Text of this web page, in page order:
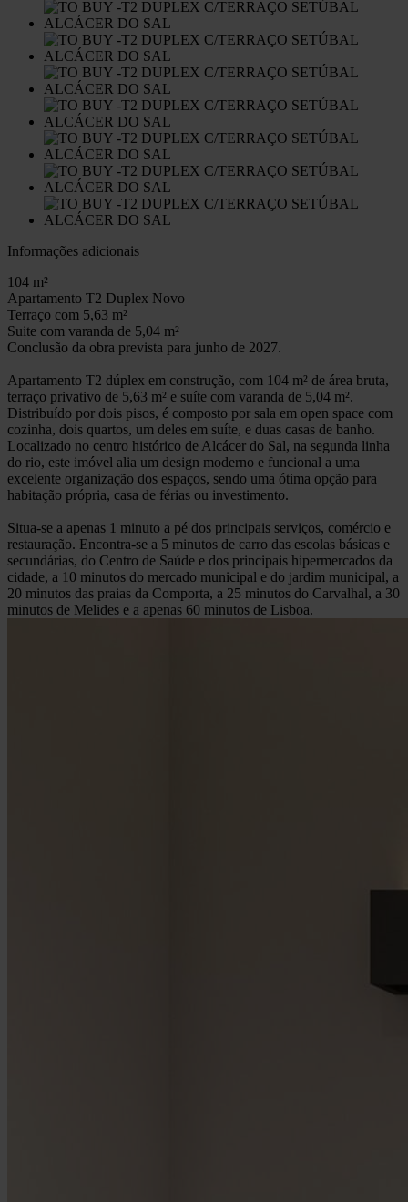
Informações adicionais
104 m²
Apartamento T2 Duplex Novo
Terraço com 5,63 m²
Suite com varanda de 5,04 m²
Conclusão da obra prevista para junho de 2027.
Apartamento T2 dúplex em construção, com 104 m² de área bruta,
terraço privativo de 5,63 m² e suíte com varanda de 5,04 m².
Distribuído por dois pisos, é composto por sala em open space com
cozinha, dois quartos, um deles em suíte, e duas casas de banho.
Localizado no centro histórico de Alcácer do Sal, na segunda linha
do rio, este imóvel alia um design moderno e funcional a uma
excelente organização dos espaços, sendo uma ótima opção para
habitação própria, casa de férias ou investimento.
Situa-se a apenas 1 minuto a pé dos principais serviços, comércio e
restauração. Encontra-se a 5 minutos de carro das escolas básicas e
secundárias, do Centro de Saúde e dos principais hipermercados da
cidade, a 10 minutos do mercado municipal e do jardim municipal, a
20 minutos das praias da Comporta, a 25 minutos do Carvalhal, a 30
minutos de Melides e a apenas 60 minutos de Lisboa.